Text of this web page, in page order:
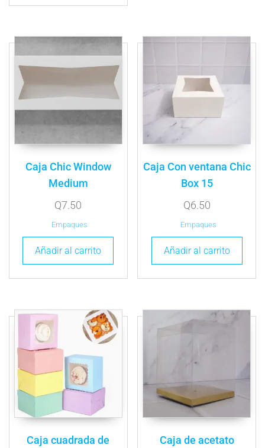
Caja Chic Window
Medium
Q7.50
Empaques
Añadir al carrito
Caja Con ventana Chic
Box 15
Q6.50
Empaques
Añadir al carrito
Caja cuadrada de
Caja de acetato